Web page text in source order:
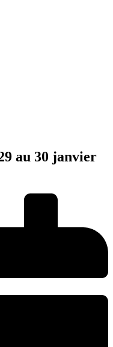
au 30 janvier